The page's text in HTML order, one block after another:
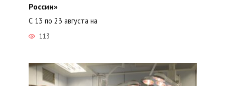
России»
С 13 по 23 августа на
113